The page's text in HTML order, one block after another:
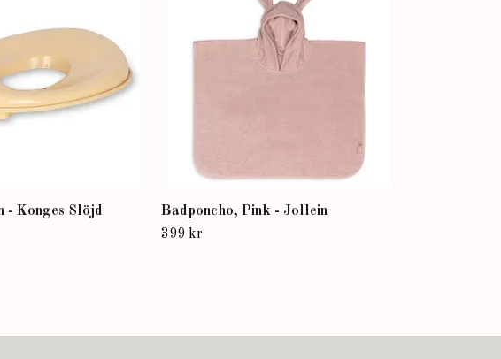
- Konges Slöjd
Badponcho, Pink - Jollein
399 kr